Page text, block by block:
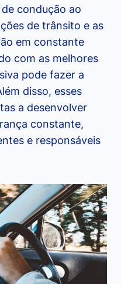
condução ao
de trânsito e as
em constante
com as melhores
pode fazer a
disso, esses
a desenvolver
constante,
e responsáveis